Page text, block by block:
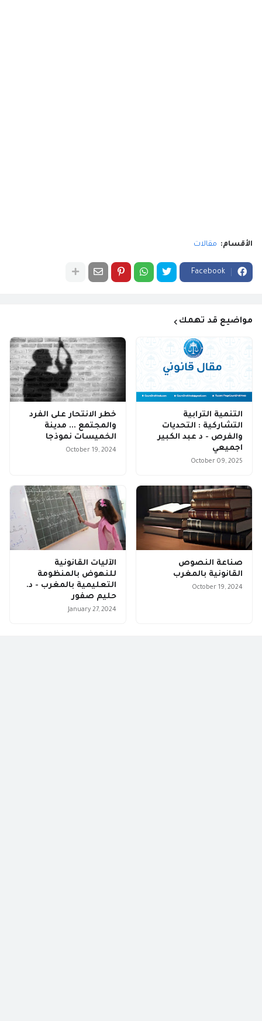
الأقسام: مقالات
Facebook
مواضيع قد تهمك
التنمية الترابية
التشاركية : التحديات
والفرص - د عبد الكبير
اجميعي
October 09, 2025
خطر الانتحار على الفرد
والمجتمع ... مدينة
الخميسات نموذجا
October 19, 2024
صناعة النصوص
القانونية بالمغرب
October 19, 2024
الآليات القانونية
للنهوض بالمنظومة
التعليمية بالمغرب - د.
حليم صفور
January 27, 2024